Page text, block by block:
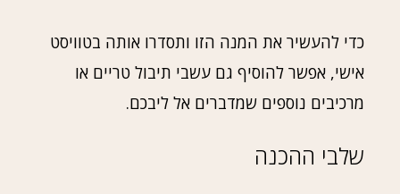
כדי להעשיר את המנה הזו ותסדרו אותה בטוויסט
אישי, אפשר להוסיף גם עשבי תיבול טריים או
מרכיבים נוספים שמדברים אל ליבכם.
שלבי ההכנה